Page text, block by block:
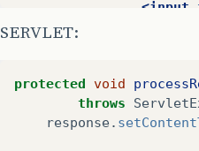
<input
</div>
SERVLET:
protected void
throws
response.